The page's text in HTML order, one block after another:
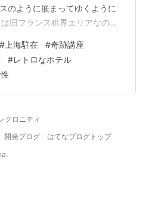
のように嵌まってゆくように
旧フランス租界エリアなのだ
翌朝一番でアポが入っている
りの距離があり、渋滞する時
ルを出ねばならない。しか
やり取りの中で、その弁護士
くだった。 ↑煉瓦の壁…
# 上海駐在 #奇跡講座
#レトロなホテル
クロニティ
開発ブログ
はてなブログトップ